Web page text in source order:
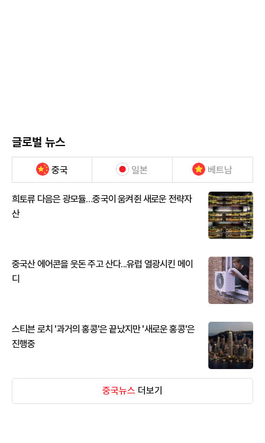
글로벌 뉴스
중국 일본 베트남
희토류 다음은 광모듈…중국이 움켜쥔 새로운 전략자
산
중국산 에어콘을 웃돈 주고 산다...유럽 열광시킨 메이
디
스티븐 로치 '과거의 홍콩'은 끝났지만 '새로운 홍콩'은
진행중
중국뉴스 더보기